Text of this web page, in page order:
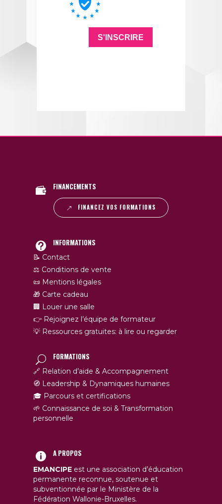
FINANCEMENTS
FINANCEZ VOS FORMATIONS
INFORMATIONS
📝 Contact
⚖️ Conditions de vente
📜 Mentions légales
🎁 Carte cadeau
🏢 Louer une salle
👉 Rejoignez l’équipe de formateur
💡 Ressources gratuites: à lire ou regarder
FORMATIONS
🔗 Relation d’aide & Accompagnement
🧭 Leadership & Dynamiques humaines
🎓 Parcours et certifications
🌱 Connaissance de soi & Transformation
personnelle
A PROPOS
EMANCIPE est une association d’éducation
permanente reconnue, soutenue et
subventionnée par le Ministère de la
Fédération Wallonie-Bruxelles.